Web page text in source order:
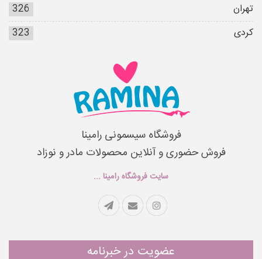
تهران
326
کردی
323
فروشگاه سیسمونی رامینا
فروش حضوری و آنلاین محصولات مادر و نوزاد
سایت فروشگاه رامینا ...
عضویت در خبرنامه